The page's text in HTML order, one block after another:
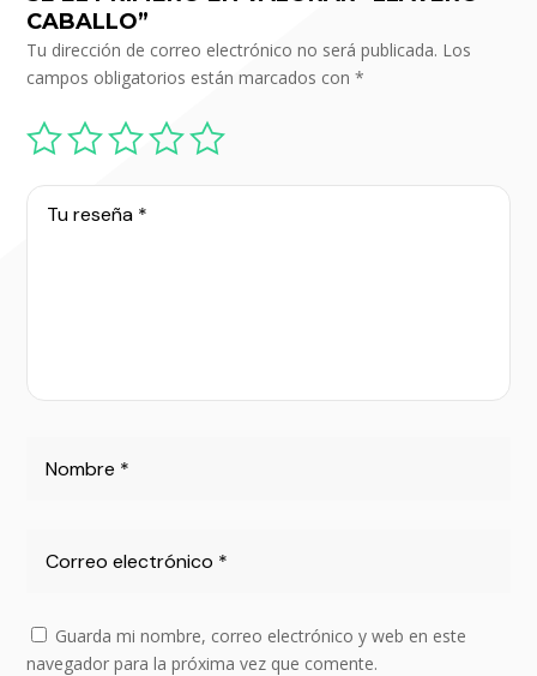
CABALLO”
Tu dirección de correo electrónico no será publicada. Los
campos obligatorios están marcados con*
Guarda mi nombre, correo electrónico y web en este
navegador para la próxima vez que comente.